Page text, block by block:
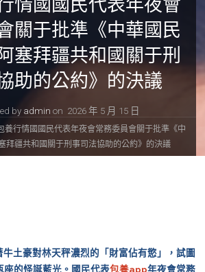
情國國民代表年夜會
關于批準《中華國民
塞拜疆共和國關于刑
助的公約》的決議
by admin on 2026 年 5 月 15 日
養行情國國民代表年夜會常務委員會關于批準《中
拜疆共和國關于刑事司法協助的公約》的決議
土豪對林天秤濃烈的「財富佔有慾」，試圖
座的怪誕藍光。國民代表包養app年夜會常務